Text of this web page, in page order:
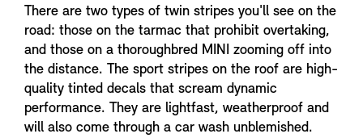
There are two types of twin stripes you'll see on the
road: those on the tarmac that prohibit overtaking,
and those on a thoroughbred MINI zooming off into
the distance. The sport stripes on the roof are high-
quality tinted decals that scream dynamic
performance. They are lightfast, weatherproof and
will also come through a car wash unblemished.